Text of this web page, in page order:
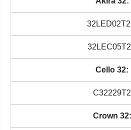
Cello 32:
C32229T2
Crown 32: